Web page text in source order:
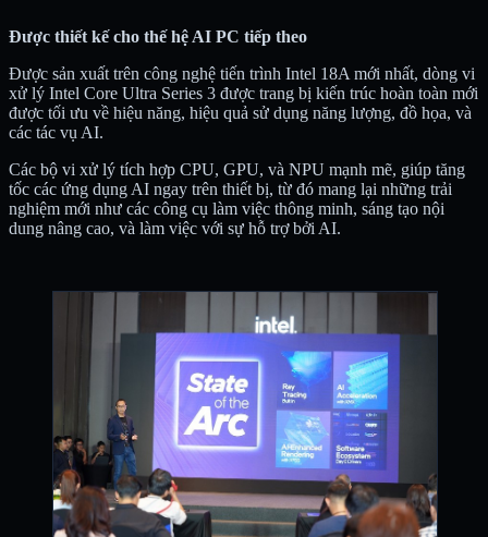
Được thiết kế cho thế hệ AI PC tiếp theo
Được sản xuất trên công nghệ tiến trình Intel 18A mới nhất, dòng vi
xử lý Intel Core Ultra Series 3 được trang bị kiến trúc hoàn toàn mới
được tối ưu về hiệu năng, hiệu quả sử dụng năng lượng, đồ họa, và
các tác vụ AI.
Các bộ vi xử lý tích hợp CPU, GPU, và NPU mạnh mẽ, giúp tăng
tốc các ứng dụng AI ngay trên thiết bị, từ đó mang lại những trải
nghiệm mới như các công cụ làm việc thông minh, sáng tạo nội
dung nâng cao, và làm việc với sự hỗ trợ bởi AI.